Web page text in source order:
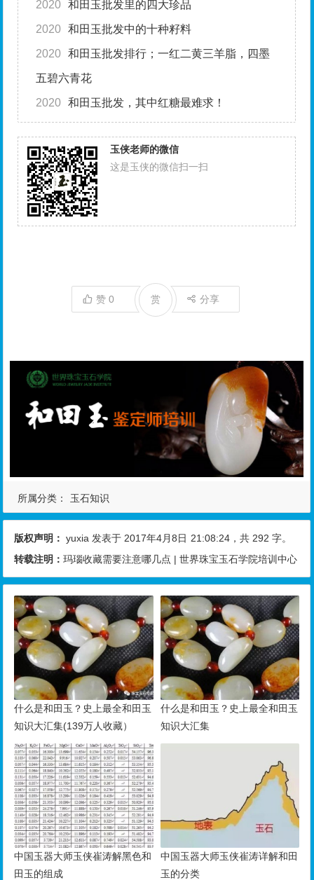
2020 和田玉批发里的四大珍品
2020 和田玉批发中的十种籽料
2020 和田玉批发排行；一红二黄三羊脂，四墨
五碧六青花
2020 和田玉批发，其中红糖最难求！
玉侠老师的微信
这是玉侠的微信扫一扫
赞0 分享
赏
所属分类： 玉石知识
版权声明： yuxia 发表于 2017年4月8日 21:08:24 ，共 292 字。
转载注明：玛瑙收藏需要注意哪几点 | 世界珠宝玉石学院培训中心
什么是和田玉？史上最全和田玉
知识大汇集(139万人收藏）
什么是和田玉？史上最全和田玉
知识大汇集
中国玉器大师玉侠崔涛解黑色和
田玉的组成
中国玉器大师玉侠崔涛详解和田
玉的分类